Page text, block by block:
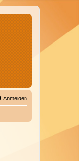
Anmelden